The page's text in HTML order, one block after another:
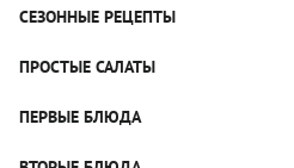
СЕЗОННЫЕ РЕЦЕПТЫ
Рецепты из капусты
Рецепты с грибами
Яблочные пироги
ПРОСТЫЕ САЛАТЫ
Простые салаты
ПЕРВЫЕ БЛЮДА
Щи